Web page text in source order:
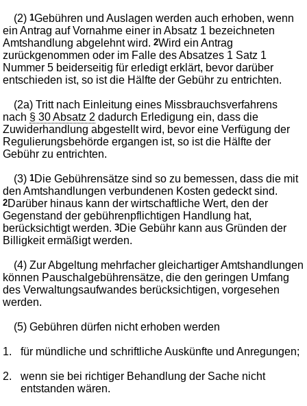
(2)1Gebühren und Auslagen werden auch erhoben, wenn
ein Antrag auf Vornahme einer in Absatz 1 bezeichneten
Amtshandlung abgelehnt wird.2Wird ein Antrag
zurückgenommen oder im Falle des Absatzes 1 Satz 1
Nummer 5 beiderseitig für erledigt erklärt, bevor darüber
entschieden ist, so ist die Hälfte der Gebühr zu entrichten.
(2a) Tritt nach Einleitung eines Missbrauchsverfahrens
nach § 30 Absatz 2 dadurch Erledigung ein, dass die
Zuwiderhandlung abgestellt wird, bevor eine Verfügung der
Regulierungsbehörde ergangen ist, so ist die Hälfte der
Gebühr zu entrichten.
(3)1Die Gebührensätze sind so zu bemessen, dass die mit
den Amtshandlungen verbundenen Kosten gedeckt sind.
2Darüber hinaus kann der wirtschaftliche Wert, den der
Gegenstand der gebührenpflichtigen Handlung hat,
berücksichtigt werden.3Die Gebühr kann aus Gründen der
Billigkeit ermäßigt werden.
(4) Zur Abgeltung mehrfacher gleichartiger Amtshandlungen
können Pauschalgebührensätze, die den geringen Umfang
des Verwaltungsaufwandes berücksichtigen, vorgesehen
werden.
(5) Gebühren dürfen nicht erhoben werden
1. für mündliche und schriftliche Auskünfte und Anregungen;
2.
wenn sie bei richtiger Behandlung der Sache nicht
entstanden wären.